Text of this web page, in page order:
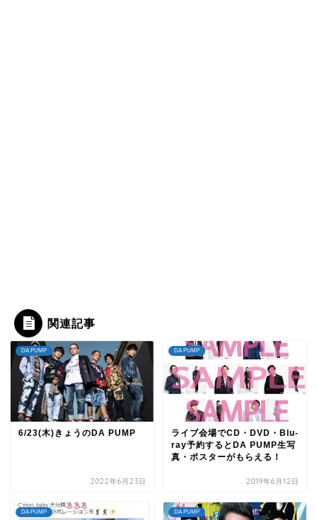
関連記事
DA PUMP
6/23(木)きょうのDA PUMP
2022年6月23日
DA PUMP
ライブ会場でCD・DVD・Blu-
ray予約するとDA PUMP生写
真・ポスターがもらえる！
2019年6月12日
DA PUMP DA PUMP